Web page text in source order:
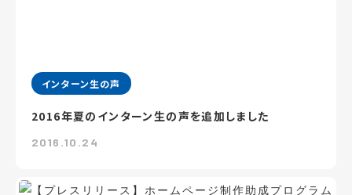
インターン生の声
2016年夏のインターン生の声を追加しました
2016.10.24